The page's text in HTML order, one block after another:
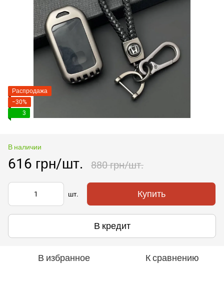
Распродажа
−30%
3
В наличии
616 грн/шт. 880 грн/шт.
шт. Купить
В кредит
В избранное К сравнению